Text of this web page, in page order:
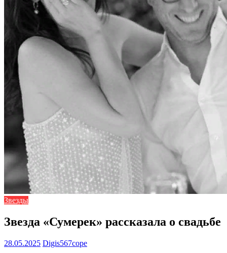
Звезды
Звезда «Сумерек» рассказала о свадьбе
28.05.2025 Digis567cope